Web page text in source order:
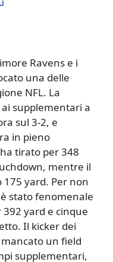
Ravens e i
una delle
NFL. La
supplementari a
sul 3-2, e
in pieno
tirato per 348
mentre il
175 yard. Per non
stato fenomenale
yard e cinque
Il kicker dei
un field
supplementari,